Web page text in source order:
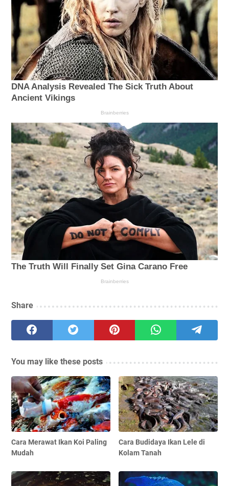
Share
You may like these posts
Cara Merawat Ikan Koi Paling
Mudah
Cara Budidaya Ikan Lele di
Kolam Tanah